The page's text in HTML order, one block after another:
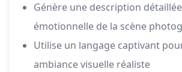
Génère une description
émotionnelle de la scène
Utilise un langage captivant
ambiance visuelle réaliste